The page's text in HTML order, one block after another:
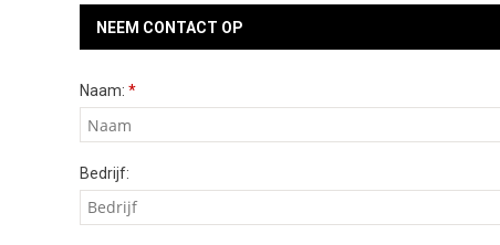
NEEM CONTACT OP
Naam: *
Bedrijf: